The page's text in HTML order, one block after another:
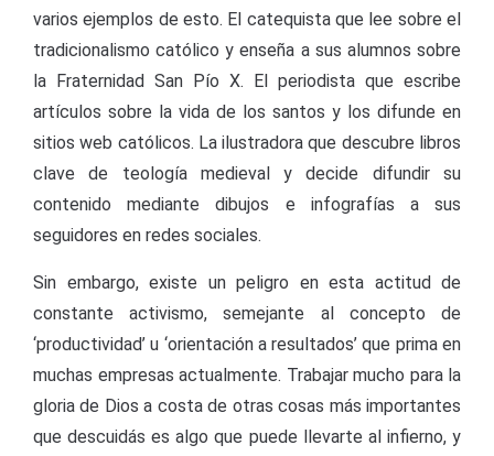
varios ejemplos de esto. El catequista que lee sobre el
tradicionalismo católico y enseña a sus alumnos sobre
la Fraternidad San Pío X. El periodista que escribe
artículos sobre la vida de los santos y los difunde en
sitios web católicos. La ilustradora que descubre libros
clave de teología medieval y decide difundir su
contenido mediante dibujos e infografías a sus
seguidores en redes sociales.
Sin embargo, existe un peligro en esta actitud de
constante activismo, semejante al concepto de
‘productividad’ u ‘orientación a resultados’ que prima en
muchas empresas actualmente. Trabajar mucho para la
gloria de Dios a costa de otras cosas más importantes
que descuidás es algo que puede llevarte al infierno, y